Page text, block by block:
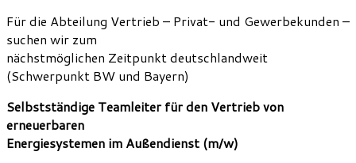
Für die Abteilung Vertrieb – Privat- und Gewerbekunden –
suchen wir zum
nächstmöglichen Zeitpunkt deutschlandweit
(Schwerpunkt BW und Bayern)
Selbstständige Teamleiter für den Vertrieb von
erneuerbaren
Energiesystemen im Außendienst (m/w)